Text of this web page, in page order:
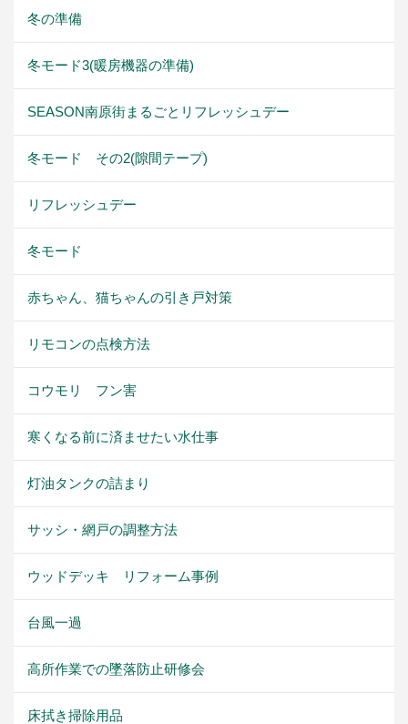
冬の準備
冬モード3(暖房機器の準備)
SEASON南原街まるごとリフレッシュデー
冬モード その2(隙間テープ)
リフレッシュデー
冬モード
赤ちゃん、猫ちゃんの引き戸対策
リモコンの点検方法
コウモリ フン害
寒くなる前に済ませたい水仕事
灯油タンクの詰まり
サッシ・網戸の調整方法
ウッドデッキ リフォーム事例
台風一過
高所作業での墜落防止研修会
床拭き掃除用品